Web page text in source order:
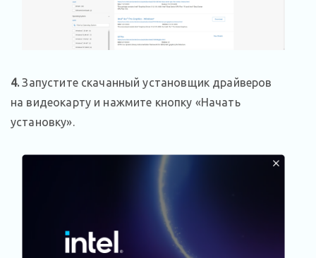
4.Запустите скачанный установщик драйверов
на видеокарту и нажмите кнопку «Начать
установку».